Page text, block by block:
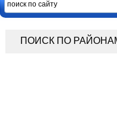
ПОИСК ПО